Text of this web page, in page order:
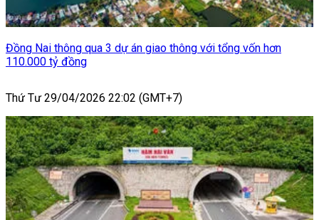
Đồng Nai thông qua 3 dự án giao thông với tổng vốn hơn
110.000 tỷ đồng
Thứ Tư 29/04/2026 22:02 (GMT+7)